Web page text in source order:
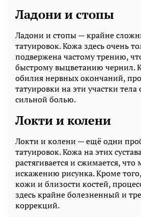
Ладони и стопы
Ладони и стопы — крайне
татуировок. Кожа здесь очень
подвержена частому трению,
быстрому выцветанию чернил.
обилия нервных окончаний,
татуировки на эти участки тела
сильной болью.
Локти и колени
Локти и колени — ещё одни
татуировок. Кожа на этих
растягивается и сжимается,
искажению рисунка. Кроме
кожи и близости костей,
здесь крайне болезненный и
коррекций.